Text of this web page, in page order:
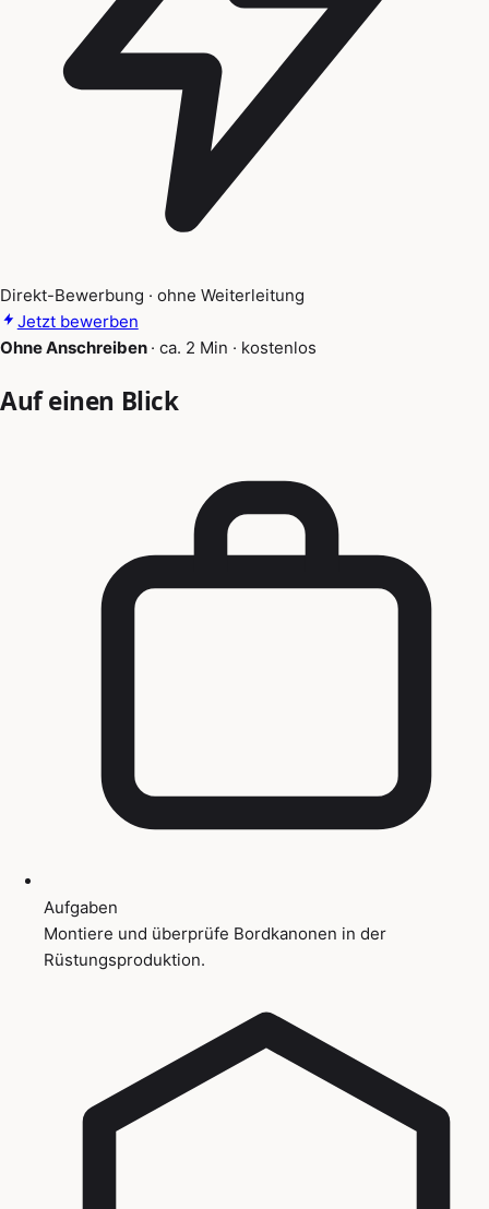
Direkt-Bewerbung · ohne Weiterleitung
Jetzt bewerben
Ohne Anschreiben · ca. 2 Min · kostenlos
Auf einen Blick
Aufgaben
Montiere und überprüfe Bordkanonen in der
Rüstungsproduktion.